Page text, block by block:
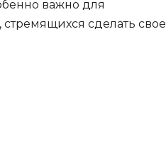
важно для
сделать свое